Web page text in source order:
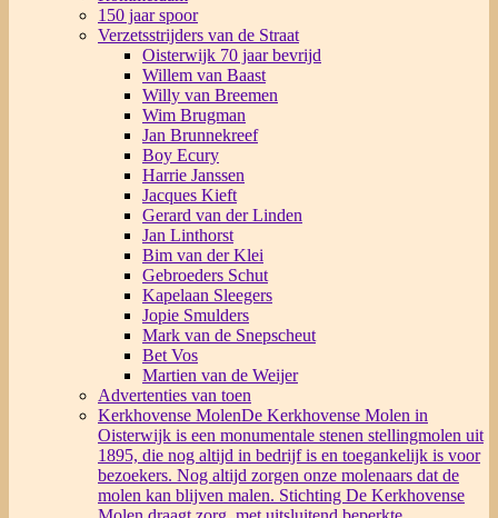
150 jaar spoor
Verzetsstrijders van de Straat
Oisterwijk 70 jaar bevrijd
Willem van Baast
Willy van Breemen
Wim Brugman
Jan Brunnekreef
Boy Ecury
Harrie Janssen
Jacques Kieft
Gerard van der Linden
Jan Linthorst
Bim van der Klei
Gebroeders Schut
Kapelaan Sleegers
Jopie Smulders
Mark van de Snepscheut
Bet Vos
Martien van de Weijer
Advertenties van toen
Kerkhovense MolenDe Kerkhovense Molen in
Oisterwijk is een monumentale stenen stellingmolen uit
1895, die nog altijd in bedrijf is en toegankelijk is voor
bezoekers. Nog altijd zorgen onze molenaars dat de
molen kan blijven malen. Stichting De Kerkhovense